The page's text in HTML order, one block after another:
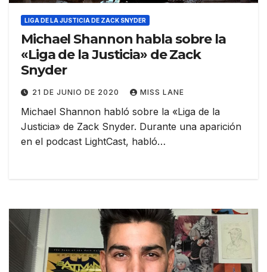
LIGA DE LA JUSTICIA DE ZACK SNYDER
Michael Shannon habla sobre la
«Liga de la Justicia» de Zack
Snyder
21 DE JUNIO DE 2020 MISS LANE
Michael Shannon habló sobre la «Liga de la
Justicia» de Zack Snyder. Durante una aparición
en el podcast LightCast, habló…